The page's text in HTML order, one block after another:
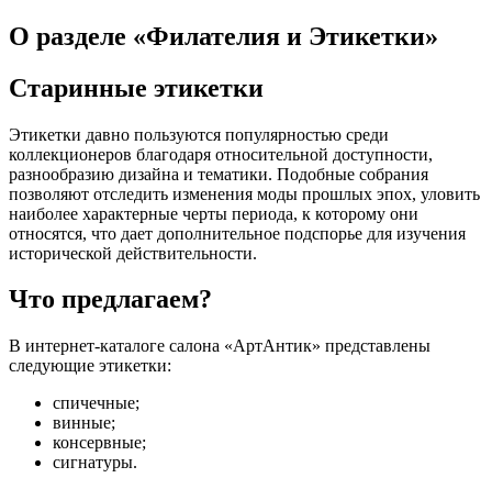
О разделе «Филателия и Этикетки»
Старинные этикетки
Этикетки давно пользуются популярностью среди
коллекционеров благодаря относительной доступности,
разнообразию дизайна и тематики. Подобные собрания
позволяют отследить изменения моды прошлых эпох, уловить
наиболее характерные черты периода, к которому они
относятся, что дает дополнительное подспорье для изучения
исторической действительности.
Что предлагаем?
В интернет-каталоге салона «АртАнтик» представлены
следующие этикетки:
спичечные;
винные;
консервные;
сигнатуры.